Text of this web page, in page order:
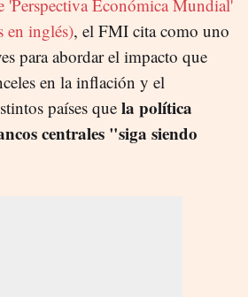
'Perspectiva Económica Mundial'
en inglés), el FMI cita como uno
para abordar el impacto que
en la inflación y el
países que la política
centrales "siga siendo